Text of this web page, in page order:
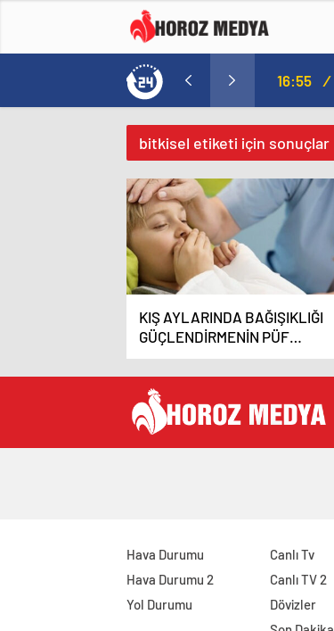
16:09 /
bitkisel etiketi için sonuçlar
KIŞ AYLARINDA BAĞIŞIKLIĞI
GÜÇLENDİRMENİN PÜF
NOKTALARI
Hava Durumu
Hava Durumu 2
Yol Durumu
Canlı Tv
Canlı TV 2
Dövizler